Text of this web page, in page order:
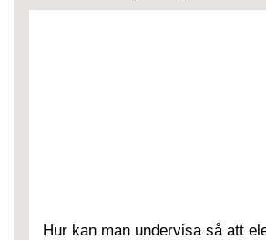
Hur kan man undervisa så att